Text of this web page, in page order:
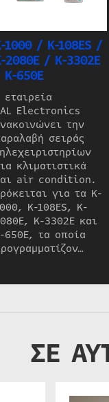
1000 / K-108ES /
2080E / K-3302E
650E
εταιρεία
Electronics
την
σειράς
κλιματιστικά
air condition.
για τα K-
K-108ES, K-
K-3302E και
650E, τα οποία
ΣΕ